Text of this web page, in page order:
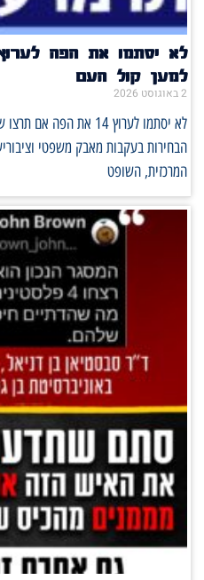
למען קול העם
2 באוגוסט 2026
לא יסתמו לערוץ 14 את
הבחירות בעקבות מאבק משפטי
המרכזית, השופט